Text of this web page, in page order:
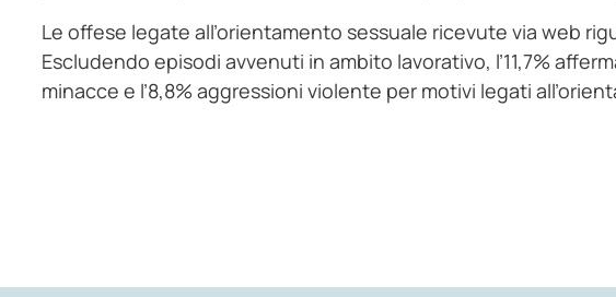
Le offese legate all’orientamento sessuale ricevute via web
Escludendo episodi avvenuti in ambito lavorativo, l’11,7%
minacce e l’8,8% aggressioni violente per motivi legati